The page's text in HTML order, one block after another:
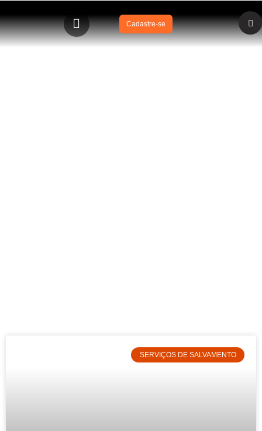
Cadastre-se
SERVIÇOS DE SALVAMENTO